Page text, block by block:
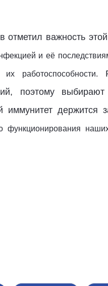
отметил важность
и её
работоспособности.
поэтому
иммунитет держится
функционирования